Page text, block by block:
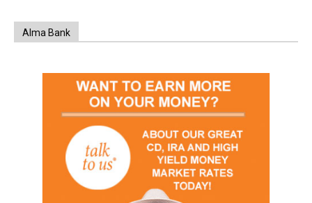
Alma Bank